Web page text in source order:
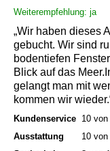
Weiterempfehlung: ja
„Wir haben dieses
gebucht. Wir sind
bodentiefen
Blick auf das
gelangt man mit
kommen wir
Kundenservice 10 von
Ausstattung
10 von